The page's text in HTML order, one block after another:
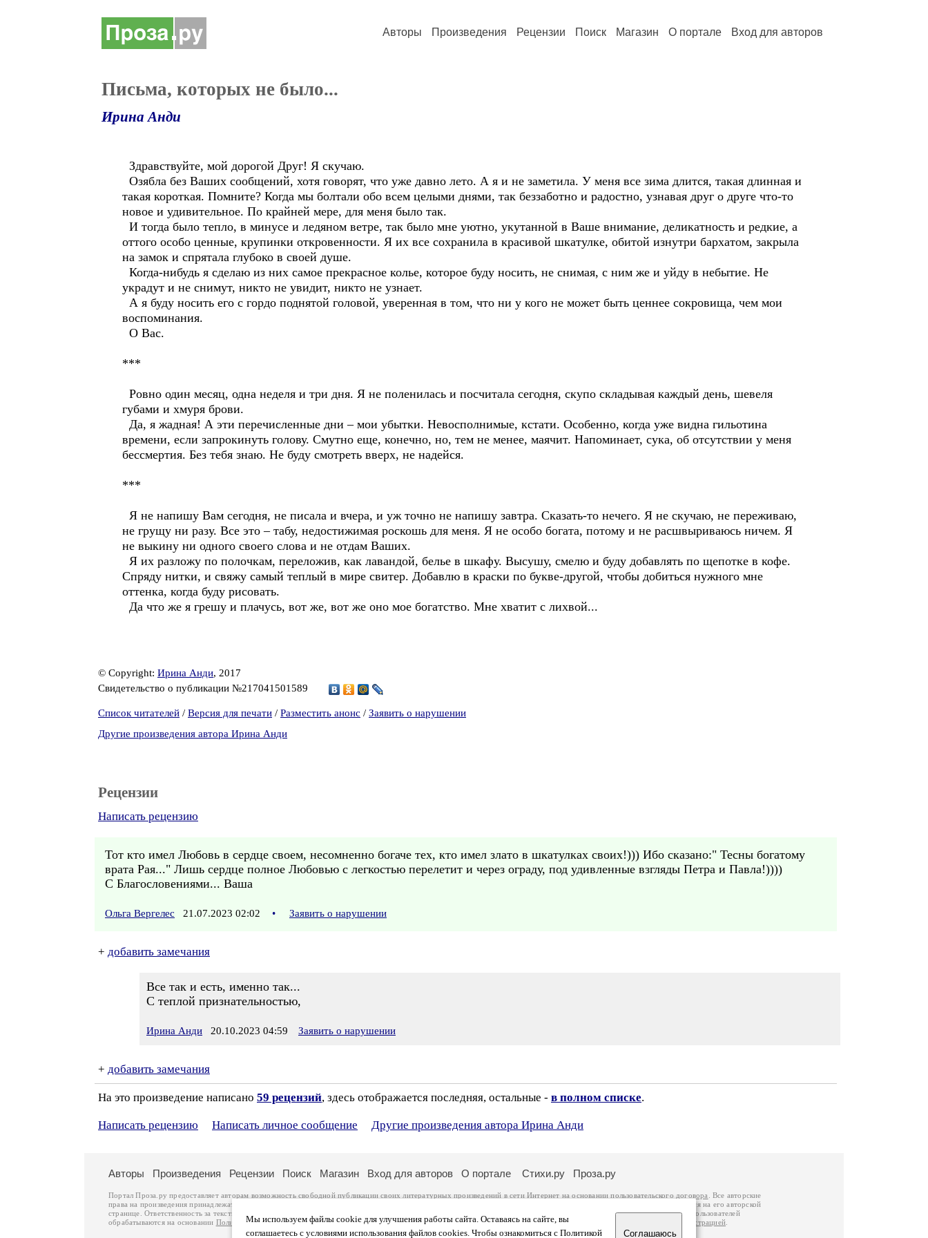
Авторы Произведения Рецензии Поиск Магазин О портале Вход для авторов
Письма, которых не было...
Ирина Анди
Здравствуйте, мой дорогой Друг! Я скучаю.
Озябла без Ваших сообщений, хотя говорят, что уже давно лето. А я и не заметила. У меня все зима длится, такая длинная и
такая короткая. Помните? Когда мы болтали обо всем целыми днями, так беззаботно и радостно, узнавая друг о друге что-то
новое и удивительное. По крайней мере, для меня было так.
И тогда было тепло, в минусе и ледяном ветре, так было мне уютно, укутанной в Ваше внимание, деликатность и редкие, а
оттого особо ценные, крупинки откровенности. Я их все сохранила в красивой шкатулке, обитой изнутри бархатом, закрыла
на замок и спрятала глубоко в своей душе.
Когда-нибудь я сделаю из них самое прекрасное колье, которое буду носить, не снимая, с ним же и уйду в небытие. Не
украдут и не снимут, никто не увидит, никто не узнает.
А я буду носить его с гордо поднятой головой, уверенная в том, что ни у кого не может быть ценнее сокровища, чем мои
воспоминания.
О Вас.
***
Ровно один месяц, одна неделя и три дня. Я не поленилась и посчитала сегодня, скупо складывая каждый день, шевеля
губами и хмуря брови.
Да, я жадная! А эти перечисленные дни – мои убытки. Невосполнимые, кстати. Особенно, когда уже видна гильотина
времени, если запрокинуть голову. Смутно еще, конечно, но, тем не менее, маячит. Напоминает, сука, об отсутствии у меня
бессмертия. Без тебя знаю. Не буду смотреть вверх, не надейся.
***
Я не напишу Вам сегодня, не писала и вчера, и уж точно не напишу завтра. Сказать-то нечего. Я не скучаю, не переживаю,
не грущу ни разу. Все это – табу, недостижимая роскошь для меня. Я не особо богата, потому и не расшвыриваюсь ничем. Я
не выкину ни одного своего слова и не отдам Ваших.
Я их разложу по полочкам, переложив, как лавандой, белье в шкафу. Высушу, смелю и буду добавлять по щепотке в кофе.
Спряду нитки, и свяжу самый теплый в мире свитер. Добавлю в краски по букве-другой, чтобы добиться нужного мне
оттенка, когда буду рисовать.
Да что же я грешу и плачусь, вот же, вот же оно мое богатство. Мне хватит с лихвой...
© Copyright: Ирина Анди, 2017
Свидетельство о публикации №217041501589
Список читателей / Версия для печати / Разместить анонс / Заявить о нарушении
Другие произведения автора Ирина Анди
Рецензии
Написать рецензию
Тот кто имел Любовь в сердце своем, несомненно богаче тех, кто имел злато в шкатулках своих!))) Ибо сказано:" Тесны богатому
врата Рая..." Лишь сердце полное Любовью с легкостью перелетит и через ограду, под удивленные взгляды Петра и Павла!))))
С Благословениями... Ваша
Ольга Вергелес 21.07.2023 02:02 • Заявить о нарушении
+ добавить замечания
Все так и есть, именно так...
С теплой признательностью,
Ирина Анди 20.10.2023 04:59 Заявить о нарушении
+ добавить замечания
На это произведение написано 59 рецензий, здесь отображается последняя, остальные - в полном списке.
Написать рецензию Написать личное сообщение Другие произведения автора Ирина Анди
Мы используем файлы cookie для улучшения работы сайта. Оставаясь на сайте, вы
соглашаетесь с условиями использования файлов cookies. Чтобы ознакомиться с Политикой
Соглашаюсь
Авторы Произведения Рецензии Поиск Магазин Вход для авторов О портале Стихи.ру Проза.ру
Портал Проза.ру предоставляет авторам возможность свободной публикации своих литературных произведений в сети Интернет на основаниипользовательского договора
. Все авторские
права на произведения принадлежат авторам и охраняются
. Перепечатка произведений возможна только с согласия его автора, к которому вы можете обратиться на его авторской
странице. Ответственность за тексты произведений авторы несут самостоятельно на основании
законодательства Российской Федерации. Данные пользователей
обрабатываются на основании Политики обработки персональных данных. Вы также можете посмотреть более подробнуюинформацию о портале связаться с администрацией